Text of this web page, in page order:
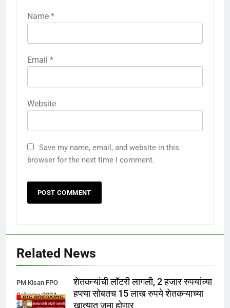
Name *
Email *
Website
Save my name, email, and website in this
browser for the next time I comment.
Related News
PM Kisan FPO
Scheme 2024
शेतकऱ्यांची लॉटरी लागली, 2 हजार रुपयांच्या
हप्त्या सोबतच 15 लाख रुपये शेतकऱ्याच्या
खात्यात जमा होणार